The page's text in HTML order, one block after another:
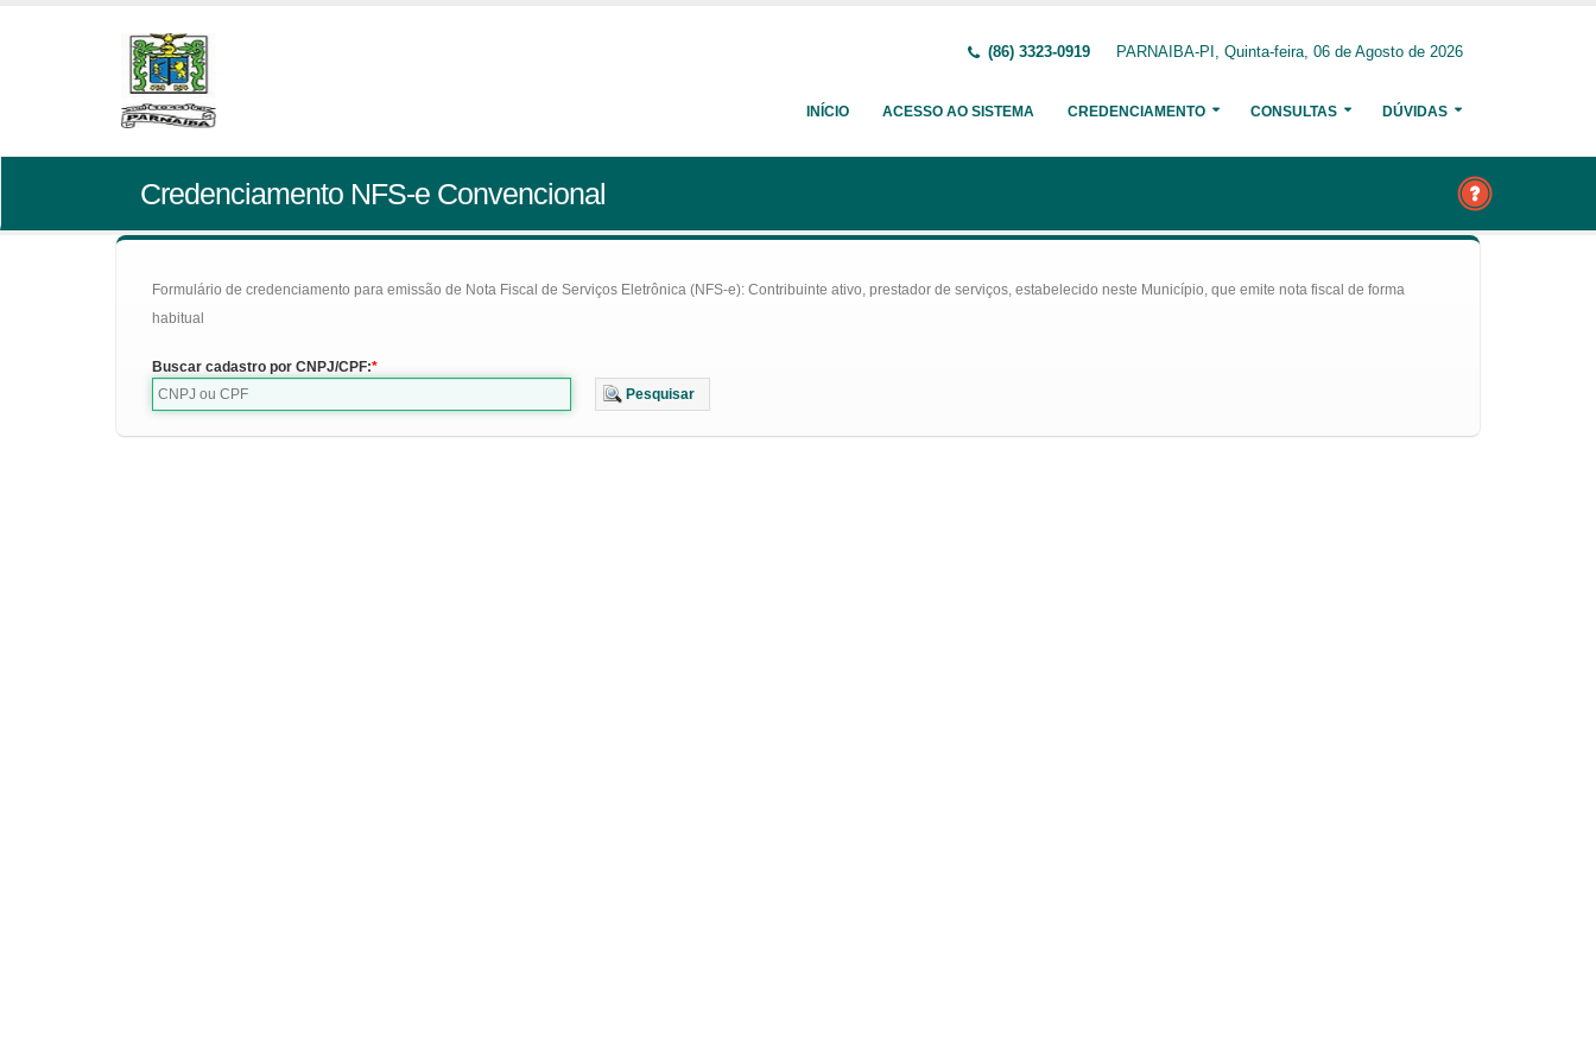
(86) 3323-0919 PARNAIBA-PI, Quinta-feira, 06 de Agosto de 2026
INÍCIO ACESSO AO SISTEMA CREDENCIAMENTO CONSULTAS DÚVIDAS
Credenciamento NFS-e Convencional
Formulário de credenciamento para emissão de Nota Fiscal de Serviços Eletrônica (NFS-e): Contribuinte ativo, prestador de serviços, estabelecido neste Município, que emite nota fiscal de forma
habitual
Buscar cadastro por CNPJ/CPF:
Pesquisar